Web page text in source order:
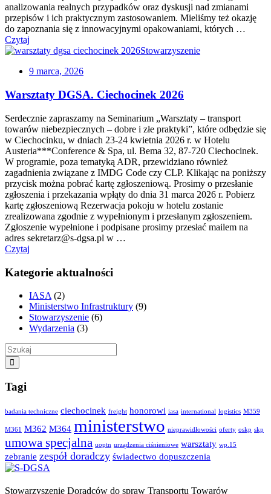
analizowania realnych przypadków oraz dyskusji nad zmianami
przepisów i ich praktycznym zastosowaniem. Mieliśmy też okazję
do zapoznania się z innowacyjnymi opakowaniami, których …
Czytaj
Stowarzyszenie
9 marca, 2026
Warsztaty DGSA. Ciechocinek 2026
Serdecznie zapraszamy na Seminarium „Warsztaty – transport
towarów niebezpiecznych – dobre i złe praktyki”, które odbędzie się
w Ciechocinku, w dniach 23-24 kwietnia 2026 r. w Hotelu
Austeria***Conference & Spa, ul. Bema 32, 87-720 Ciechocinek.
W programie, poza tematyką ADR, przewidziano również
zagadnienia związane z IMDG Code czy CLP. Klikając na poniższy
przycisk można pobrać kartę zgłoszeniową. Prosimy o przesłanie
zgłoszenia i przekazania wpłąty do dnia 31 marca 2026 r. Pobierz
kartę zgłoszeniową Rezerwacja pokoju w hotelu zostanie
zrealizowana zgodnie z wypełnionym i przesłanym zgłoszeniem.
Zgłoszenie wypełnione i podpisane prosimy przesłać mailem na
adres sekretarz@s-dgsa.pl w …
Czytaj
Kategorie aktualności
IASA (2)
Ministerstwo Infrastruktury (9)
Stowarzyszenie (6)
Wydarzenia (3)
Tagi
badania techniczne ciechocinek freight honorowi iasa international logistics M359
M361 M362 M364 ministerstwo nieprawidłowości oferty oskp skp
umowa specjalna uoptn urządzenia ciśnieniowe warsztaty wp.15
zebranie zespół doradczy świadectwo dopuszczenia
Stowarzyszenie Doradców do spraw Transportu Towarów